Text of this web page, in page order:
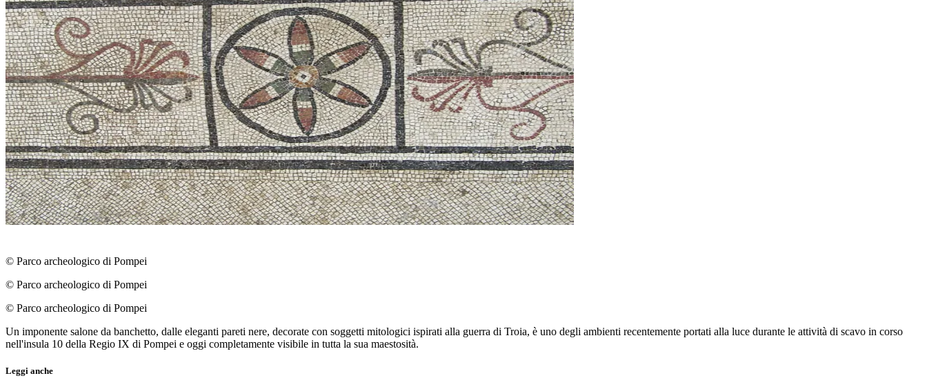
© Parco archeologico di Pompei
© Parco archeologico di Pompei
© Parco archeologico di Pompei
Un imponente salone da banchetto, dalle eleganti pareti nere, decorate con soggetti mitologici ispirati alla guerra di Troia, è uno degli ambienti recentemente portati alla luce durante le attività di scavo in corso
nell'insula 10 della Regio IX di Pompei e oggi completamente visibile in tutta la sua maestosità.
Leggi anche